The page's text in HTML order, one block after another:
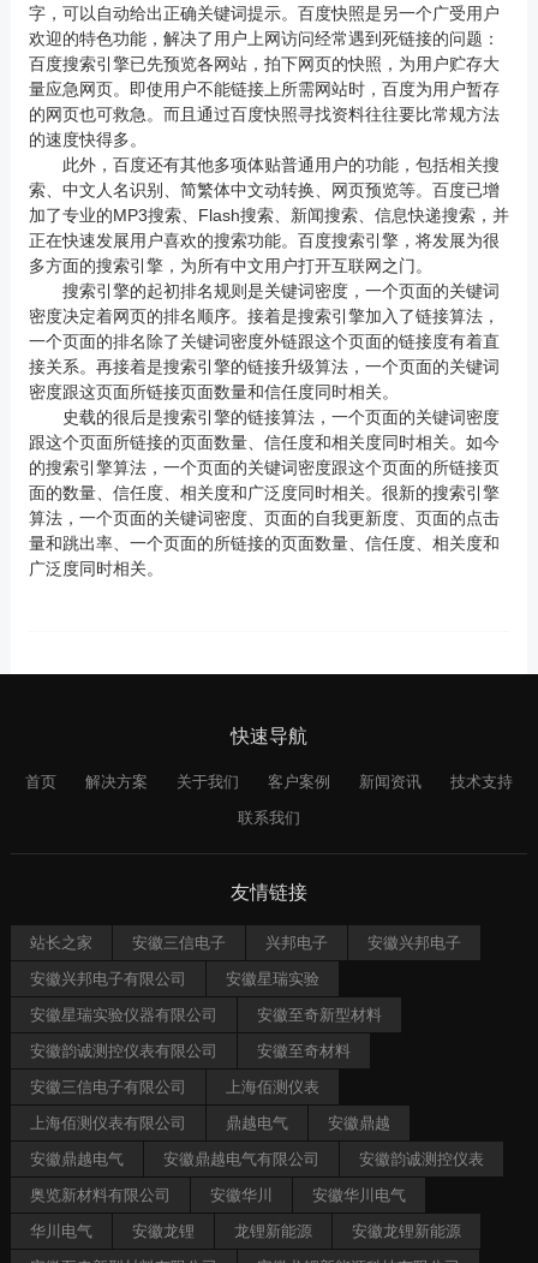
字，可以自动给出正确关键词提示。百度快照是另一个广受用户
欢迎的特色功能，解决了用户上网访问经常遇到死链接的问题：
百度搜索引擎已先预览各网站，拍下网页的快照，为用户贮存大
量应急网页。即使用户不能链接上所需网站时，百度为用户暂存
的网页也可救急。而且通过百度快照寻找资料往往要比常规方法
的速度快得多。
此外，百度还有其他多项体贴普通用户的功能，包括相关搜
索、中文人名识别、简繁体中文动转换、网页预览等。百度已增
加了专业的MP3搜索、Flash搜索、新闻搜索、信息快递搜索，并
正在快速发展用户喜欢的搜索功能。百度搜索引擎，将发展为很
多方面的搜索引擎，为所有中文用户打开互联网之门。
搜索引擎的起初排名规则是关键词密度，一个页面的关键词
密度决定着网页的排名顺序。接着是搜索引擎加入了链接算法，
一个页面的排名除了关键词密度外链跟这个页面的链接度有着直
接关系。再接着是搜索引擎的链接升级算法，一个页面的关键词
密度跟这页面所链接页面数量和信任度同时相关。
史载的很后是搜索引擎的链接算法，一个页面的关键词密度
跟这个页面所链接的页面数量、信任度和相关度同时相关。如今
的搜索引擎算法，一个页面的关键词密度跟这个页面的所链接页
面的数量、信任度、相关度和广泛度同时相关。很新的搜索引擎
算法，一个页面的关键词密度、页面的自我更新度、页面的点击
量和跳出率、一个页面的所链接的页面数量、信任度、相关度和
广泛度同时相关。
快速导航
首页 解决方案 关于我们 客户案例 新闻资讯
技术支持
联系我们
友情链接
站长之家 安徽三信电子 兴邦电子
安徽兴邦电子
安徽兴邦电子有限公司
安徽星瑞实验
安徽星瑞实验仪器有限公司
安徽至奇新型材料
安徽韵诚测控仪表有限公司
安徽至奇材料
安徽三信电子有限公司
上海佰测仪表
上海佰测仪表有限公司
鼎越电气
安徽鼎越
安徽鼎越电气
安徽鼎越电气有限公司
安徽韵诚测控仪表
奥览新材料有限公司
安徽华川
安徽华川电气
华川电气
安徽龙锂 龙锂新能源
安徽龙锂新能源